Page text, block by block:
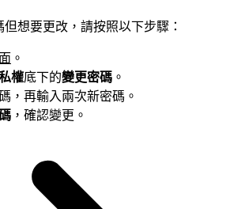
想要更改，請按照以下步驟：
。
權底下的變更密碼 。
，再輸入兩次新密碼。
，確認變更。